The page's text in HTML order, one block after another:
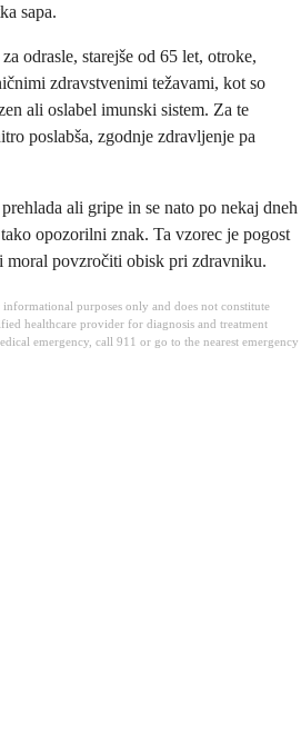
sapa.
odrasle, starejše od 65 let, otroke,
zdravstvenimi težavami, kot so
ali oslabel imunski sistem. Za te
poslabša, zgodnje zdravljenje pa
ali gripe in se nato po nekaj dneh
opozorilni znak. Ta vzorec je pogost
povzročiti obisk pri zdravniku.
purposes only and does not constitute
healthcare provider for diagnosis and treatment
emergency, call 911 or go to the nearest emergency